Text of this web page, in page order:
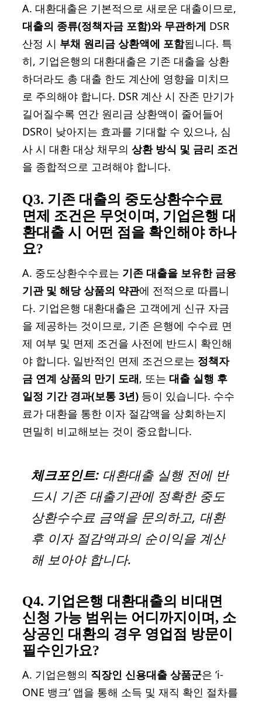
A. 대환대출은 기본적으로 새로운 대출이므로,
대출의 종류(정책자금 포함)와 무관하게 DSR
산정 시 부채 원리금 상환액에 포함됩니다. 특
히, 기업은행의 대환대출은 기존 대출을 상환
하더라도 총 대출 한도 계산에 영향을 미치므
로 주의해야 합니다. DSR 계산 시 잔존 만기가
길어질수록 연간 원리금 상환액이 줄어들어
DSR이 낮아지는 효과를 기대할 수 있으나, 심
사 시 대환 대상 채무의상환 방식 및 금리 조건
을 종합적으로 고려해야 합니다.
Q3. 기존 대출의 중도상환수수료
면제 조건은 무엇이며, 기업은행 대
환대출 시 어떤 점을 확인해야 하나
요?
A. 중도상환수수료는 기존 대출을 보유한 금융
기관 및 해당 상품의 약관에 전적으로 따릅니
다. 기업은행 대환대출은 고객에게 신규 자금
을 제공하는 것이므로, 기존 은행에 수수료 면
제 여부 및 면제 조건을 사전에 반드시 확인해
야 합니다. 일반적인 면제 조건으로는 정책자
금 연계 상품의 만기 도래, 또는 대출 실행 후
일정 기간 경과(보통 3년) 등이 있습니다. 수수
료가 대환을 통한 이자 절감액을 상회하는지
면밀히 비교해보는 것이 중요합니다.
체크포인트: 대환대출 실행 전에 반
드시 기존 대출기관에 정확한 중도
상환수수료 금액을 문의하고, 대환
후 이자 절감액과의 순이익을 계산
해 보아야 합니다.
Q4. 기업은행 대환대출의 비대면
신청 가능 범위는 어디까지이며, 소
상공인 대환의 경우 영업점 방문이
필수인가요?
A. 기업은행의 직장인 신용대출 상품군은 ‘i-
ONE 뱅크’ 앱을 통해 소득 및 재직 확인 절차를